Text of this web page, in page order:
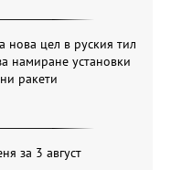
нова цел в руския тил
намиране установки
ракети
за 3 август